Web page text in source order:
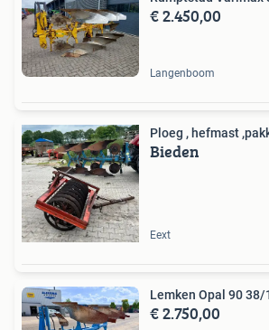
€ 2.450,00
Langenboom
Ploeg , hefmast
Bieden
Eext
Lemken Opal 90
€ 2.750,00